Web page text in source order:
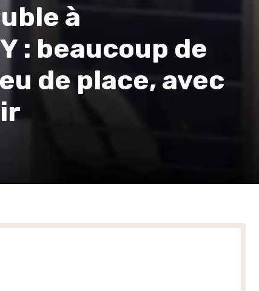
à
: beaucoup de
de place, avec